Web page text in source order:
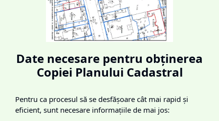
Date necesare pentru obținerea
Copiei Planului Cadastral
Pentru ca procesul să se desfășoare cât mai rapid și
eficient, sunt necesare informațiile de mai jos: